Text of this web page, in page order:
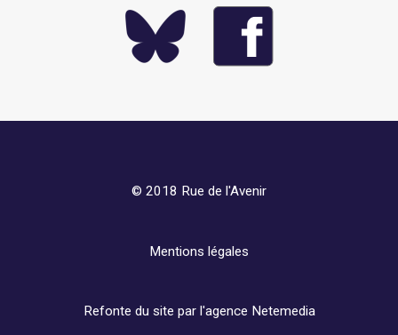
© 2018 Rue de l'Avenir
Mentions légales
Refonte du site par l'agence Netemedia